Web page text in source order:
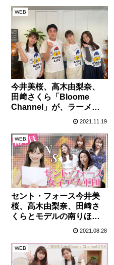
WEB
今井美桜、高木由梨奈、
田﨑さくら「Bloome
Channel」が、ラーメン
YouTuber・SUSURUと
決定！
2021.11.19
WEB
セント・フォース今井美
桜、高木由梨奈、田﨑さ
くらとモデルの南りほが
2021.08.28
WEB